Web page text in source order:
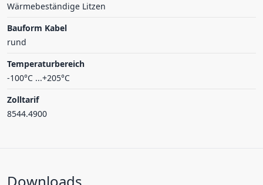
Wärmebeständige Litzen
Bauform Kabel
rund
Temperaturbereich
-100°C ...+205°C
Zolltarif
8544.4900